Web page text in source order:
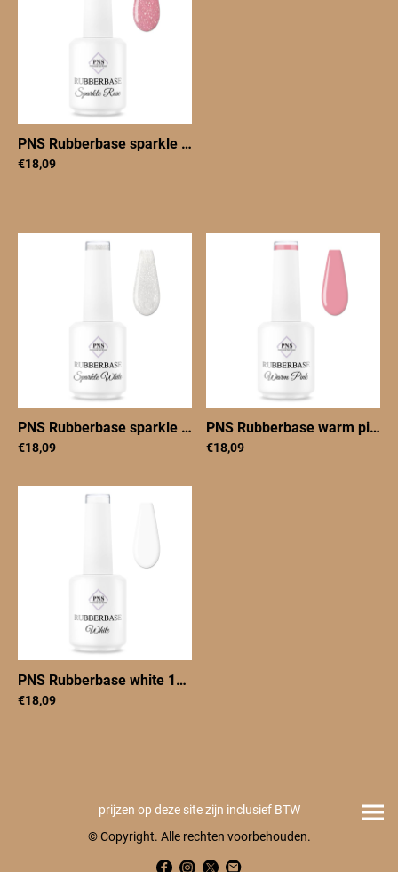
PNS Rubberbase sparkle rose 15 ml
€18,09
PNS Rubberbase sparkle white 15 ml |
€18,09
PNS Rubberbase warm pink 15 ml
€18,09
PNS Rubberbase white 15 ml
€18,09
prijzen op deze site zijn inclusief BTW
© Copyright. Alle rechten voorbehouden.